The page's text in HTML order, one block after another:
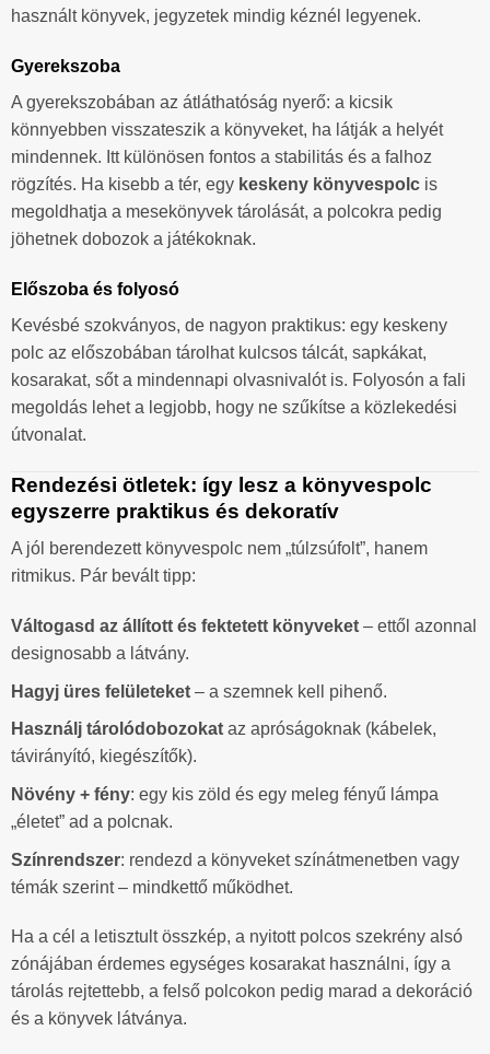
használt könyvek, jegyzetek mindig kéznél legyenek.
Gyerekszoba
A gyerekszobában az átláthatóság nyerő: a kicsik
könnyebben visszateszik a könyveket, ha látják a helyét
mindennek. Itt különösen fontos a stabilitás és a falhoz
rögzítés. Ha kisebb a tér, egy keskeny könyvespolc is
megoldhatja a mesekönyvek tárolását, a polcokra pedig
jöhetnek dobozok a játékoknak.
Előszoba és folyosó
Kevésbé szokványos, de nagyon praktikus: egy keskeny
polc az előszobában tárolhat kulcsos tálcát, sapkákat,
kosarakat, sőt a mindennapi olvasnivalót is. Folyosón a fali
megoldás lehet a legjobb, hogy ne szűkítse a közlekedési
útvonalat.
Rendezési ötletek: így lesz a könyvespolc
egyszerre praktikus és dekoratív
A jól berendezett könyvespolc nem „túlzsúfolt”, hanem
ritmikus. Pár bevált tipp:
Váltogasd az állított és fektetett könyveket – ettől azonnal
designosabb a látvány.
Hagyj üres felületeket – a szemnek kell pihenő.
Használj tárolódobozokat az apróságoknak (kábelek,
távirányító, kiegészítők).
Növény + fény: egy kis zöld és egy meleg fényű lámpa
„életet” ad a polcnak.
Színrendszer: rendezd a könyveket színátmenetben vagy
témák szerint – mindkettő működhet.
Ha a cél a letisztult összkép, a nyitott polcos szekrény alsó
zónájában érdemes egységes kosarakat használni, így a
tárolás rejtettebb, a felső polcokon pedig marad a dekoráció
és a könyvek látványa.